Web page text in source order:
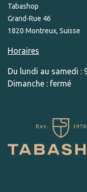
Tabashop
Grand-Rue 46
1820 Montreux, Suisse
Horaires
Du lundi au samedi :
Dimanche : fermé